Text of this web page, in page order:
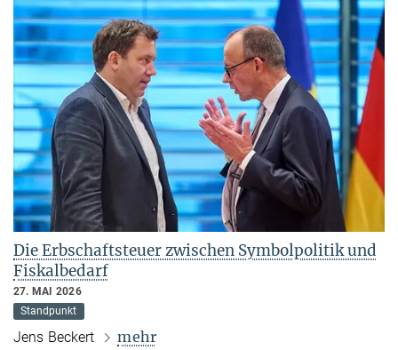
Die Erbschaftsteuer zwischen Symbolpolitik und
Fiskalbedarf
27. MAI 2026
Standpunkt
Jens Beckert mehr